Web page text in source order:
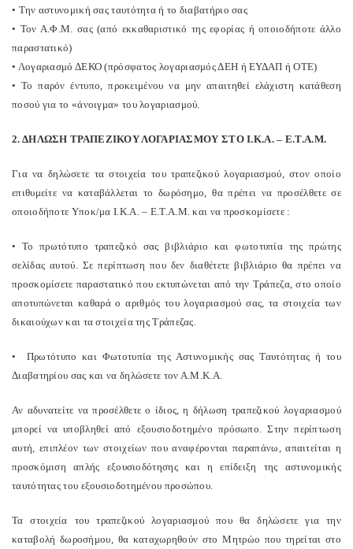
• Την αστυνομική σας ταυτότητα ή το διαβατήριο σας
• Τον Α.Φ.Μ. σας (από εκκαθαριστικό της εφορίας ή οποιοδήποτε άλλο
παραστατικό)
• Λογαριασμό ΔΕΚΟ (πρόσφατος λογαριασμός ΔΕΗ ή ΕΥΔΑΠ ή ΟΤΕ)
• Το παρόν έντυπο, προκειμένου να μην απαιτηθεί ελάχιστη κατάθεση
ποσού για το «άνοιγμα» του λογαριασμού.
2. ΔΗΛΩΣΗ ΤΡΑΠΕΖΙΚΟΥ ΛΟΓΑΡΙΑΣΜΟΥ ΣΤΟ Ι.Κ.Α. – Ε.Τ.Α.Μ.
Για να δηλώσετε τα στοιχεία του τραπεζικού λογαριασμού, στον οποίο
επιθυμείτε να καταβάλλεται το δωρόσημο, θα πρέπει να προσέλθετε σε
οποιοδήποτε Υποκ/μα Ι.Κ.Α. – Ε.Τ.Α.Μ. και να προσκομίσετε :
• Το πρωτότυπο τραπεζικό σας βιβλιάριο και φωτοτυπία της πρώτης
σελίδας αυτού. Σε περίπτωση που δεν διαθέτετε βιβλιάριο θα πρέπει να
προσκομίσετε παραστατικό που εκτυπώνεται από την Τράπεζα, στο οποίο
αποτυπώνεται καθαρά ο αριθμός του λογαριασμού σας, τα στοιχεία των
δικαιούχων και τα στοιχεία της Τράπεζας.
•
Πρωτότυπο και Φωτοτυπία της Αστυνομικής σας Ταυτότητας ή του
Διαβατηρίου σας και να δηλώσετε τον Α.Μ.Κ.Α.
Αν αδυνατείτε να προσέλθετε ο ίδιος, η δήλωση τραπεζικού λογαριασμού
μπορεί να υποβληθεί από εξουσιοδοτημένο πρόσωπο. Στην περίπτωση
αυτή, επιπλέον των στοιχείων που αναφέρονται παραπάνω, απαιτείται η
προσκόμιση απλής εξουσιοδότησης και η επίδειξη της αστυνομικής
ταυτότητας του εξουσιοδοτημένου προσώπου.
Τα στοιχεία του τραπεζικού λογαριασμού που θα δηλώσετε για την
καταβολή δωροσήμου, θα καταχωρηθούν στο Μητρώο που τηρείται στο